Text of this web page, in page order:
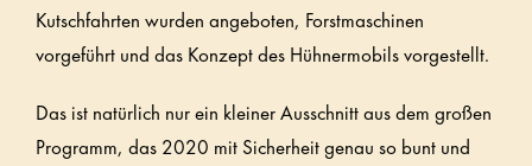
Kutschfahrten wurden angeboten, Forstmaschinen
vorgeführt und das Konzept des Hühnermobils vorgestellt.
Das ist natürlich nur ein kleiner Ausschnitt aus dem großen
Programm, das 2020 mit Sicherheit genau so bunt und